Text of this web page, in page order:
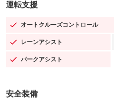
運転支援
オートクルーズコントロール
：装備あり
レーンアシスト
：装備あり
パークアシスト
：装備あり
安全装備